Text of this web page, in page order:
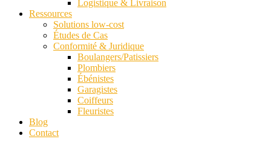
Logistique & Livraison
Ressources
Solutions low-cost
Études de Cas
Conformité & Juridique
Boulangers/Patissiers
Plombiers
Ébénistes
Garagistes
Coiffeurs
Fleuristes
Blog
Contact